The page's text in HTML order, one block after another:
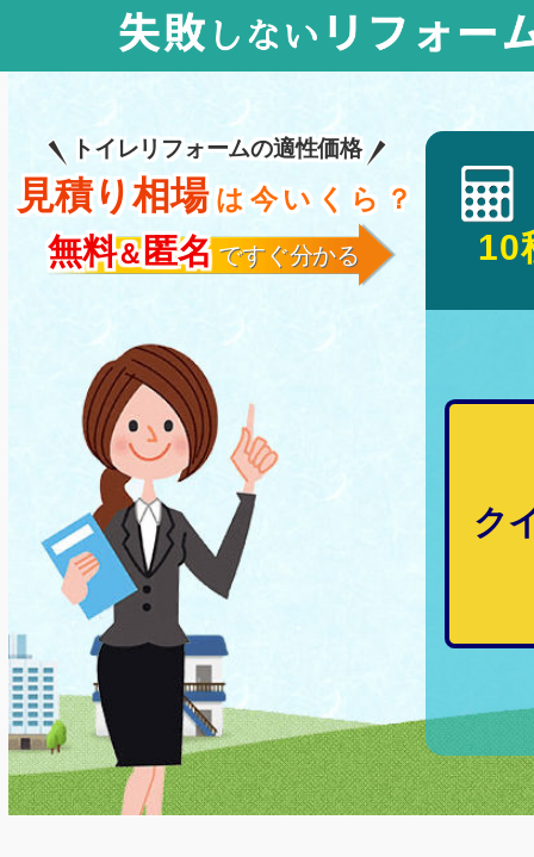
トイレリフォームの適性価格
見積り相場 は今いくら？
無料＆ 匿名ですぐ分かる 10
ク